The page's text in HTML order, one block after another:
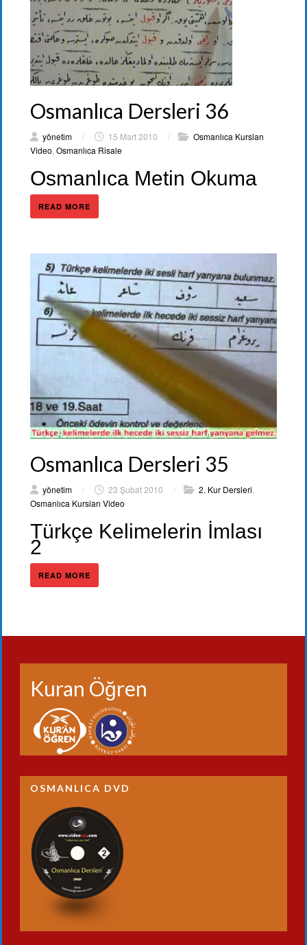
Osmanlıca Dersleri 36
yönetim / 15 Mart 2010 /
Osmanlıca Kursları
Video Osmanlıca Risale
Osmanlıca Metin Okuma
READ MORE
Osmanlıca Dersleri 35
yönetim / 23 Şubat 2010 / 2. Kur Dersleri
Osmanlıca Kursları Video
Türkçe Kelimelerin İmlası
2
READ MORE
Kuran Öğren
OSMANLICA DVD